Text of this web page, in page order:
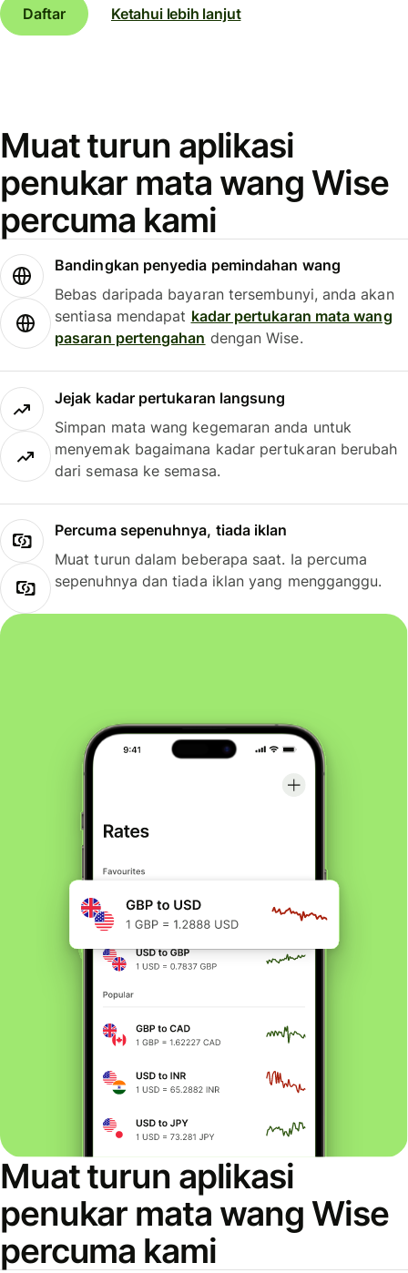
Daftar
Ketahui lebih lanjut
Muat turun aplikasi
penukar mata wang Wise
percuma kami
Bandingkan penyedia pemindahan wang
Bebas daripada bayaran tersembunyi, anda akan
sentiasa mendapat kadar pertukaran mata wang
pasaran pertengahan dengan Wise.
Jejak kadar pertukaran langsung
Simpan mata wang kegemaran anda untuk
menyemak bagaimana kadar pertukaran berubah
dari semasa ke semasa.
Percuma sepenuhnya, tiada iklan
Muat turun dalam beberapa saat. Ia percuma
sepenuhnya dan tiada iklan yang mengganggu.
Muat turun aplikasi
penukar mata wang Wise
percuma kami